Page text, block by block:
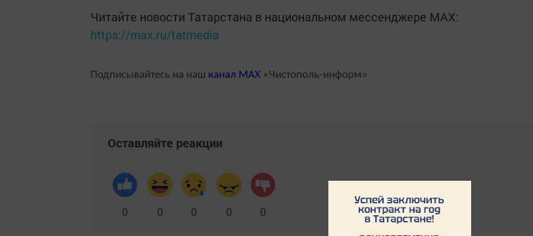
Читайте новости Татарстана в национальном мессенджере MАХ:
https://max.ru/tatmedia
Подписывайтесь на наш канал MAX «Чистополь-информ»
Оставляйте реакции
0 0 0 0 0